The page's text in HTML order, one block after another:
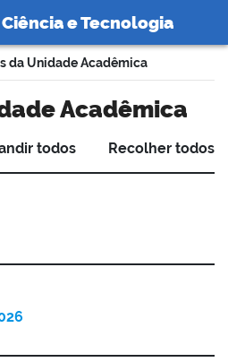
e Tecnologia
da Unidade Acadêmica
Acadêmica
todos Recolher todos